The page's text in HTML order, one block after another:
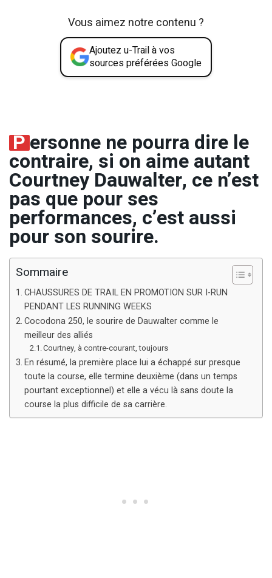
Vous aimez notre contenu ?
Ajoutez u-Trail à vos
sources préférées Google
Personne ne pourra dire le
contraire, si on aime autant
Courtney Dauwalter, ce n’est
pas que pour ses
performances, c’est aussi
pour son sourire.
Sommaire
CHAUSSURES DE TRAIL EN PROMOTION SUR I-RUN
PENDANT LES RUNNING WEEKS
Cocodona 250, le sourire de Dauwalter comme le
meilleur des alliés
Courtney, à contre-courant, toujours
En résumé, la première place lui a échappé sur presque
toute la course, elle termine deuxième (dans un temps
pourtant exceptionnel) et elle a vécu là sans doute la
course la plus difficile de sa carrière.